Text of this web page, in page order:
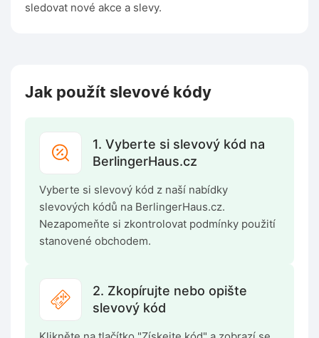
sledovat nové akce a slevy.
Jak použít slevové kódy
1. Vyberte si slevový kód na
BerlingerHaus.cz
Vyberte si slevový kód z naší nabídky
slevových kódů na BerlingerHaus.cz.
Nezapomeňte si zkontrolovat podmínky použití
stanovené obchodem.
2. Zkopírujte nebo opište
slevový kód